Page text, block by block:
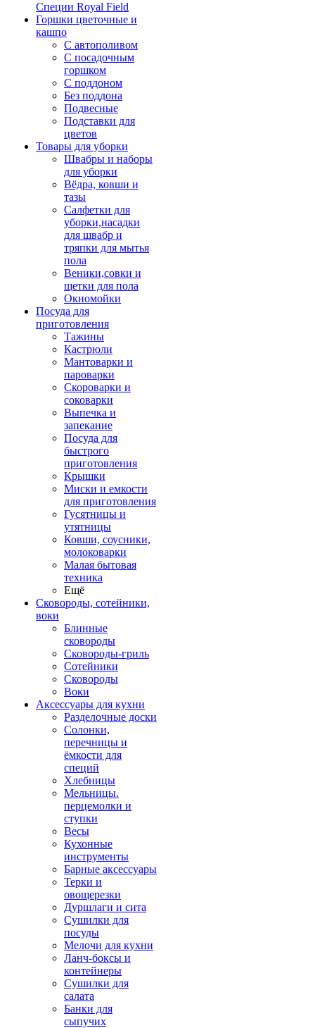
Специи Royal Field
Горшки цветочные и
кашпо
С автополивом
С посадочным
горшком
С поддоном
Без поддона
Подвесные
Подставки для
цветов
Товары для уборки
Швабры и наборы
для уборки
Вёдра, ковши и
тазы
Салфетки для
уборки,насадки
для швабр и
тряпки для мытья
пола
Веники,совки и
щетки для пола
Окномойки
Посуда для
приготовления
Тажины
Кастрюли
Мантоварки и
пароварки
Скороварки и
соковарки
Выпечка и
запекание
Посуда для
быстрого
приготовления
Крышки
Миски и емкости
для приготовления
Гусятницы и
утятницы
Ковши, соусники,
молоковарки
Малая бытовая
техника
Ещё
Сковороды, сотейники,
воки
Блинные
сковороды
Сковороды-гриль
Сотейники
Сковороды
Воки
Аксессуары для кухни
Разделочные доски
Солонки,
перечницы и
ёмкости для
специй
Хлебницы
Мельницы.
перцемолки и
ступки
Весы
Кухонные
инструменты
Барные аксессуары
Терки и
овощерезки
Дуршлаги и сита
Сушилки для
посуды
Мелочи для кухни
Ланч-боксы и
контейнеры
Сушилки для
салата
Банки для
сыпучих